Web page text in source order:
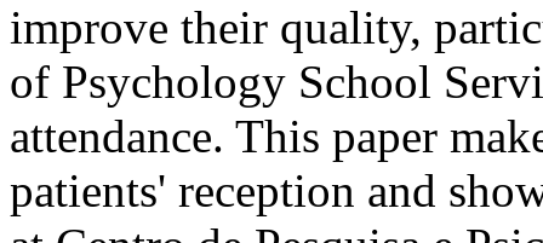
improve their quality,
of Psychology School
attendance. This paper
patients' reception and